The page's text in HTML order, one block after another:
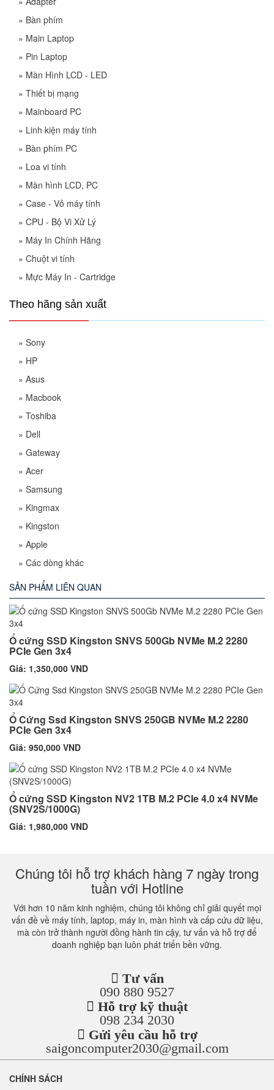
» Bàn phím
» Main Laptop
» Pin Laptop
» Màn Hình LCD - LED
» Thiết bị mạng
» Mainboard PC
» Linh kiện máy tính
» Bàn phím PC
» Loa vi tính
» Màn hình LCD, PC
» Case - Vỏ máy tính
» CPU - Bộ Vi Xử Lý
» Máy In Chính Hãng
» Chuột vi tính
» Mực Máy In - Cartridge
Theo hãng sản xuất
» Sony
» HP
» Asus
» Macbook
» Toshiba
» Dell
» Gateway
» Acer
» Samsung
» Kingmax
» Kingston
» Apple
» Các dòng khác
SẢN PHẨM LIÊN QUAN
Ổ cứng SSD Kingston SNVS 500Gb NVMe M.2 2280
PCIe Gen 3x4
Giá: 1,350,000 VND
Ổ Cứng Ssd Kingston SNVS 250GB NVMe M.2 2280
PCIe Gen 3x4
Giá: 950,000 VND
Ổ cứng SSD Kingston NV2 1TB M.2 PCIe 4.0 x4 NVMe
(SNV2S/1000G)
Giá: 1,980,000 VND
Chúng tôi hỗ trợ khách hàng 7 ngày trong
tuần với Hotline
Với hơn 10 năm kinh nghiệm, chúng tôi không chỉ giải quyết mọi
vấn đề về máy tính, laptop, máy in, màn hình và cấp cứu dữ liệu,
mà còn trở thành người đồng hành tin cậy, tư vấn và hỗ trợ để
doanh nghiệp bạn luôn phát triển bền vững.
Tư vấn
090 880 9527
Hỗ trợ kỹ thuật
098 234 2030
Gửi yêu cầu hỗ trợ
saigoncomputer2030@gmail.com
CHÍNH SÁCH